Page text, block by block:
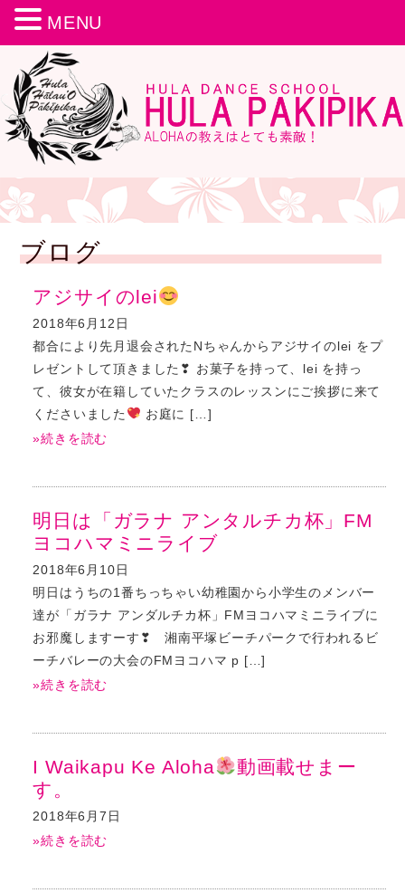
ブログ
アジサイのlei
2018年6月12日
都合により先月退会されたNちゃんからアジサイのlei をプ
レゼントして頂きました❣ お菓子を持って、lei を持っ
て、彼女が在籍していたクラスのレッスンにご挨拶に来て
くださいました
お庭に […]
»続きを読む
明日は「ガラナ アンタルチカ杯」FM
ヨコハマミニライブ
2018年6月10日
明日はうちの1番ちっちゃい幼稚園から小学生のメンバー
達が「ガラナ アンダルチカ杯」FMヨコハマミニライブに
お邪魔しますーす❣ 湘南平塚ビーチパークで行われるビ
ーチバレーの大会のFMヨコハマ p […]
»続きを読む
I Waikapu Ke Aloha
動画載せまー
す。
2018年6月7日
»続きを読む
MENU